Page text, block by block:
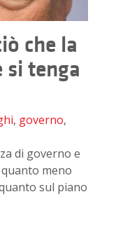
che la
tenga
, governo,
di governo e
meno
sul piano